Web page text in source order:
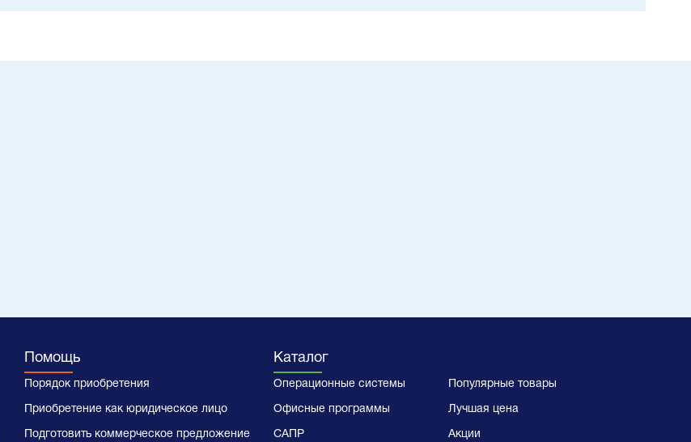
Помощь
Порядок приобретения
Приобретение как юридическое лицо
Подготовить коммерческое предложение
Каталог
Операционные системы
Офисные программы
САПР
Популярные товары
Лучшая цена
Акции